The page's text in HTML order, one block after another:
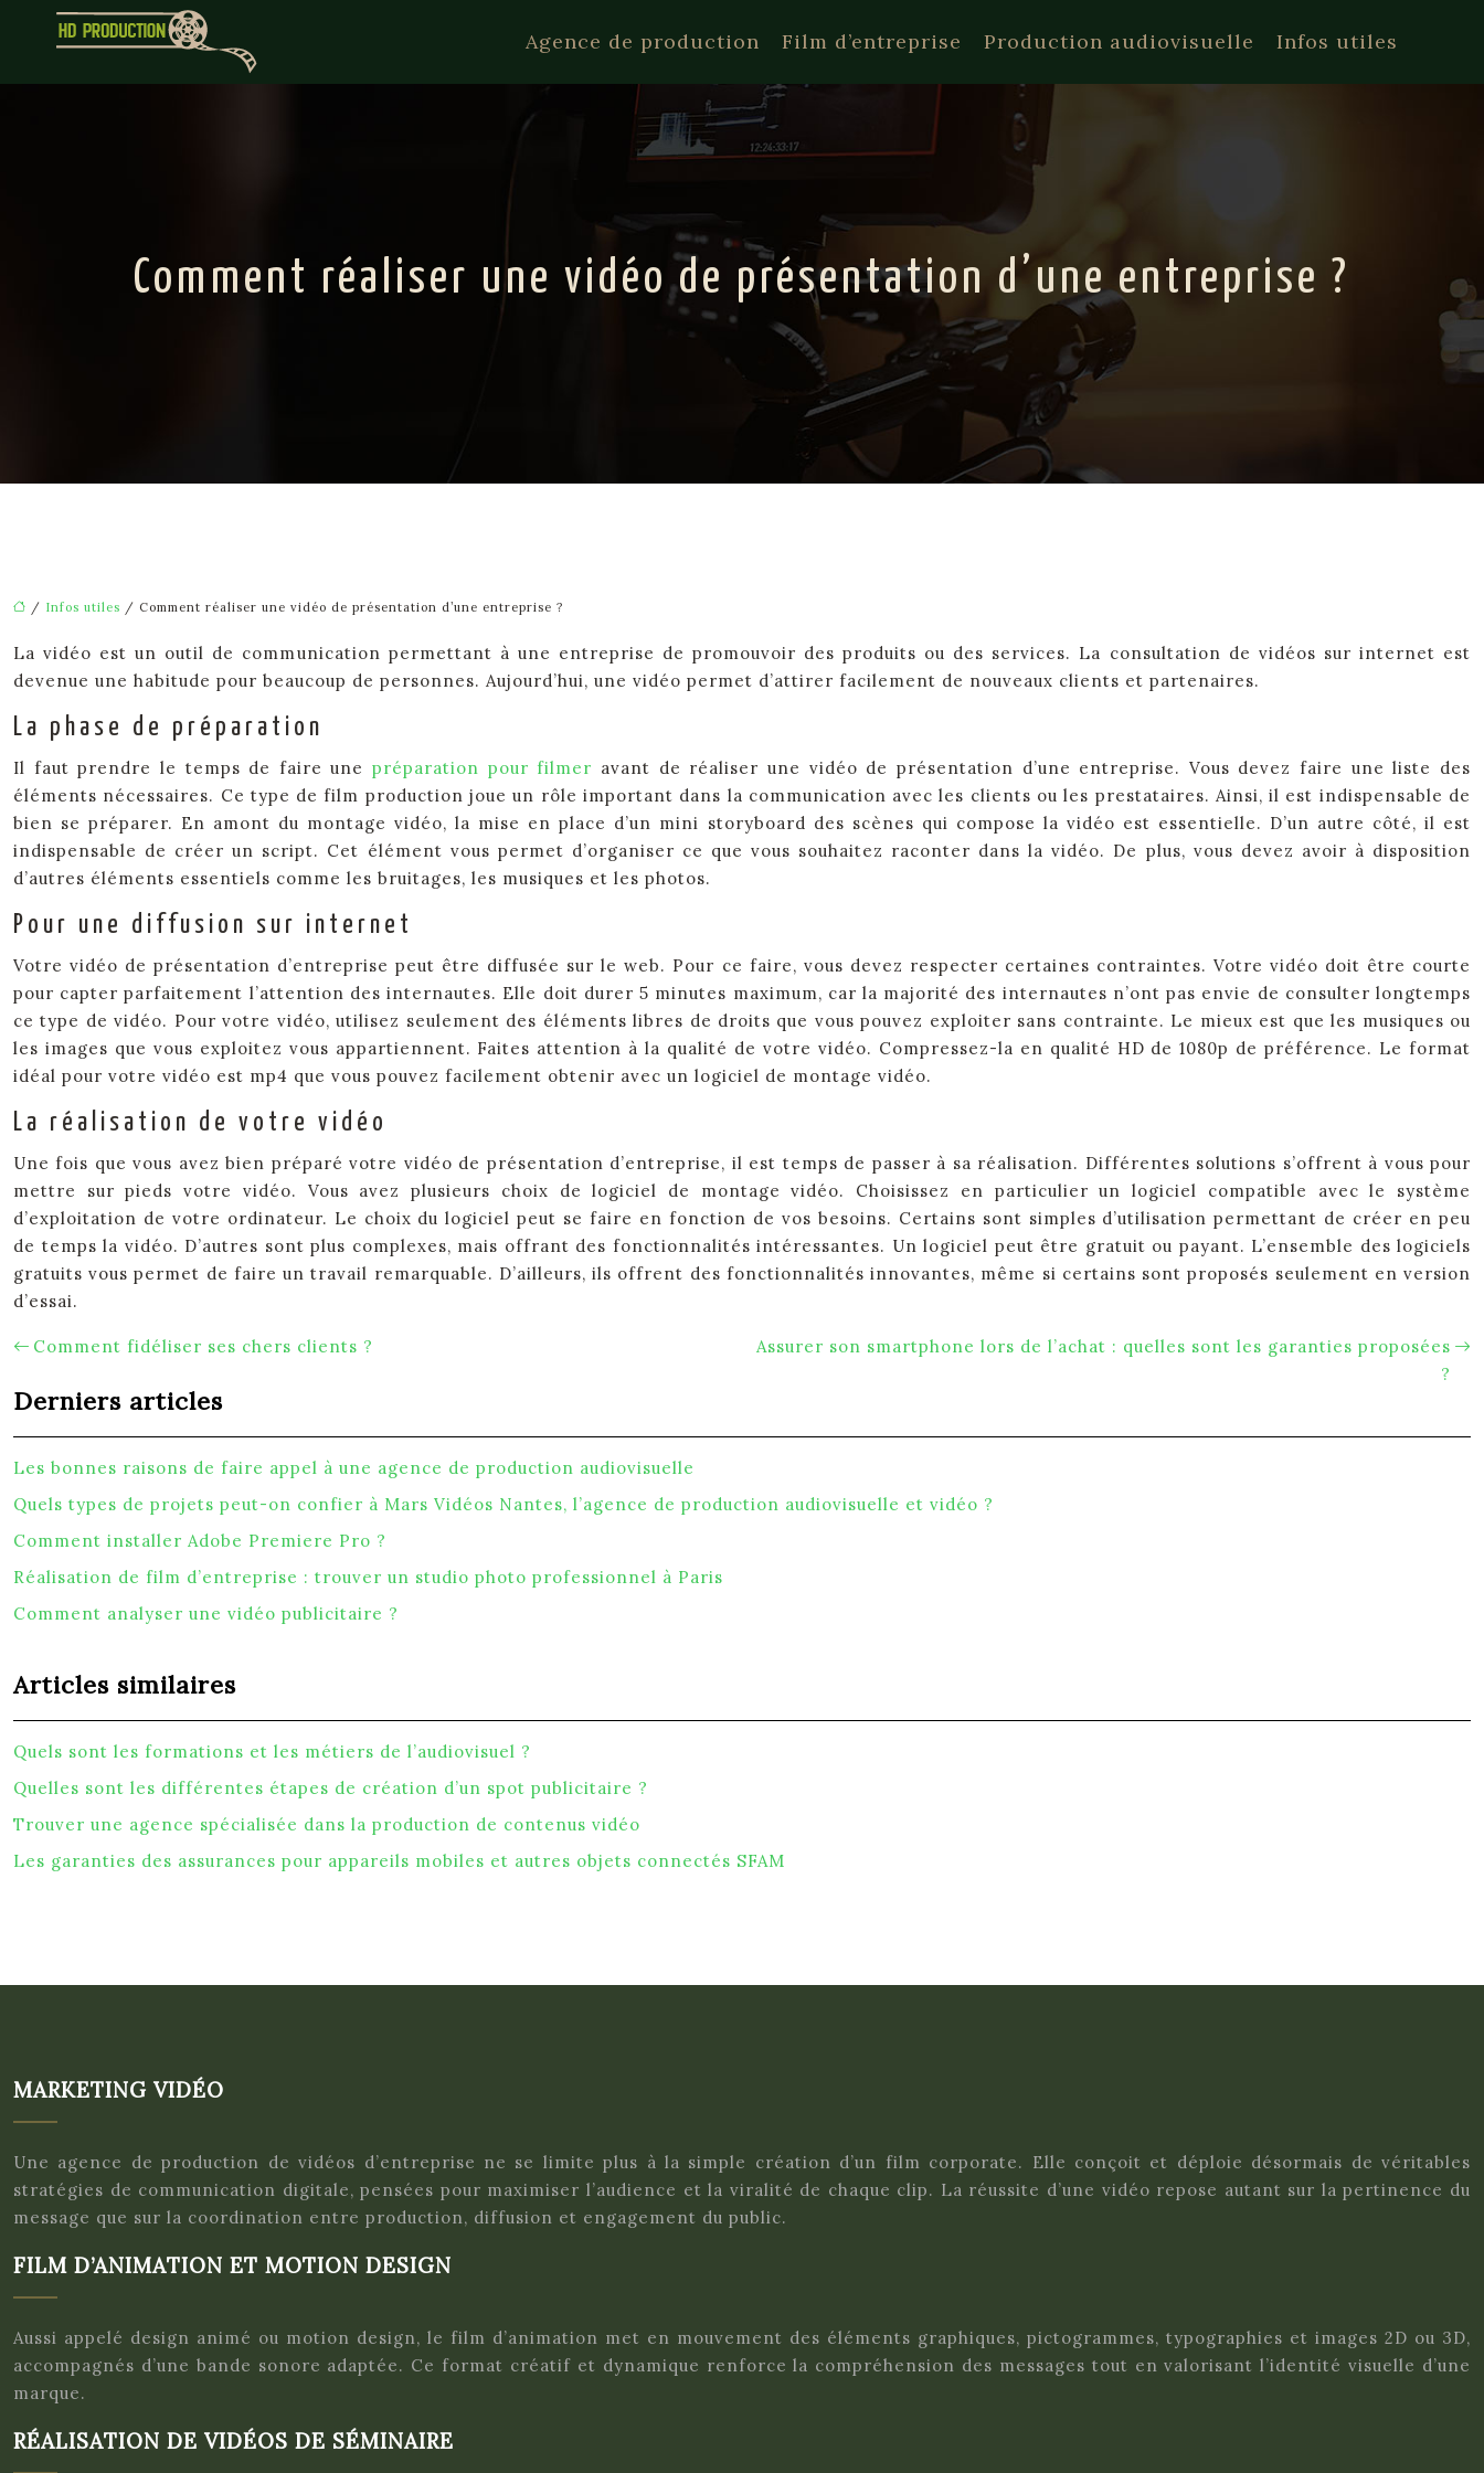
Agence de production Film d’entreprise Production audiovisuelle Infos utiles
Comment réaliser une vidéo de présentation d’une entreprise ?
/ Infos utiles / Comment réaliser une vidéo de présentation d’une entreprise ?
La vidéo est un outil de communication permettant à une entreprise de promouvoir des produits ou des services. La consultation de vidéos sur internet est
devenue une habitude pour beaucoup de personnes. Aujourd’hui, une vidéo permet d’attirer facilement de nouveaux clients et partenaires.
La phase de préparation
Il faut prendre le temps de faire unepréparation pour filmer avant de réaliser une vidéo de présentation d’une entreprise. Vous devez faire une liste des
éléments nécessaires. Ce type de film production joue un rôle important dans la communication avec les clients ou les prestataires. Ainsi, il est indispensable de
bien se préparer. En amont du montage vidéo, la mise en place d’un mini storyboard des scènes qui compose la vidéo est essentielle. D’un autre côté, il est
indispensable de créer un script. Cet élément vous permet d’organiser ce que vous souhaitez raconter dans la vidéo. De plus, vous devez avoir à disposition
d’autres éléments essentiels comme les bruitages, les musiques et les photos.
Pour une diffusion sur internet
Votre vidéo de présentation d’entreprise peut être diffusée sur le web. Pour ce faire, vous devez respecter certaines contraintes. Votre vidéo doit être courte
pour capter parfaitement l’attention des internautes. Elle doit durer 5 minutes maximum, car la majorité des internautes n’ont pas envie de consulter longtemps
ce type de vidéo. Pour votre vidéo, utilisez seulement des éléments libres de droits que vous pouvez exploiter sans contrainte. Le mieux est que les musiques ou
les images que vous exploitez vous appartiennent. Faites attention à la qualité de votre vidéo. Compressez-la en qualité HD de 1080p de préférence. Le format
idéal pour votre vidéo est mp4 que vous pouvez facilement obtenir avec un logiciel de montage vidéo.
La réalisation de votre vidéo
Une fois que vous avez bien préparé votre vidéo de présentation d’entreprise, il est temps de passer à sa réalisation. Différentes solutions s’offrent à vous pour
mettre sur pieds votre vidéo. Vous avez plusieurs choix de logiciel de montage vidéo. Choisissez en particulier un logiciel compatible avec le système
d’exploitation de votre ordinateur. Le choix du logiciel peut se faire en fonction de vos besoins. Certains sont simples d’utilisation permettant de créer en peu
de temps la vidéo. D’autres sont plus complexes, mais offrant des fonctionnalités intéressantes. Un logiciel peut être gratuit ou payant. L’ensemble des logiciels
gratuits vous permet de faire un travail remarquable. D’ailleurs, ils offrent des fonctionnalités innovantes, même si certains sont proposés seulement en version
d’essai.
Comment fidéliser ses chers clients ?
Assurer son smartphone lors de l’achat : quelles sont les garanties proposées
?
Derniers articles
Les bonnes raisons de faire appel à une agence de production audiovisuelle
Quels types de projets peut-on confier à Mars Vidéos Nantes, l’agence de production audiovisuelle et vidéo ?
Comment installer Adobe Premiere Pro ?
Réalisation de film d’entreprise : trouver un studio photo professionnel à Paris
Comment analyser une vidéo publicitaire ?
Articles similaires
Quels sont les formations et les métiers de l’audiovisuel ?
Quelles sont les différentes étapes de création d’un spot publicitaire ?
Trouver une agence spécialisée dans la production de contenus vidéo
Les garanties des assurances pour appareils mobiles et autres objets connectés SFAM
MARKETING VIDÉO
Une agence de production de vidéos d’entreprise ne se limite plus à la simple création d’un film corporate. Elle conçoit et déploie désormais de véritables
stratégies de communication digitale, pensées pour maximiser l’audience et la viralité de chaque clip. La réussite d’une vidéo repose autant sur la pertinence du
message que sur la coordination entre production, diffusion et engagement du public.
FILM D’ANIMATION ET MOTION DESIGN
Aussi appelé design animé ou motion design, le film d’animation met en mouvement des éléments graphiques, pictogrammes, typographies et images 2D ou 3D,
accompagnés d’une bande sonore adaptée. Ce format créatif et dynamique renforce la compréhension des messages tout en valorisant l’identité visuelle d’une
marque.
RÉALISATION DE VIDÉOS DE SÉMINAIRE